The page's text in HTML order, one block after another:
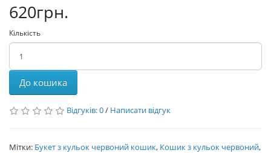
620грн.
Кількість
До кошика
Відгуків: 0/ Написати відгук
Мітки: Букет з кульок червоний кошик, Кошик з кульок червоний,